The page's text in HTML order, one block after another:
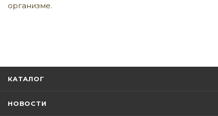
организме.
КАТАЛОГ
НОВОСТИ